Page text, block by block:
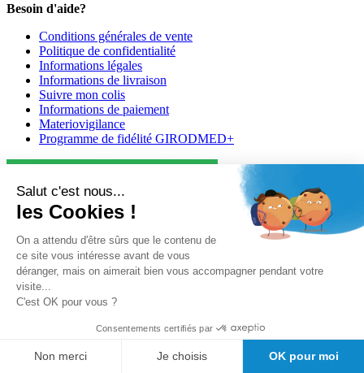
Besoin d'aide?
Conditions générales de vente
Politique de confidentialité
Informations légales
Informations de livraison
Suivre mon colis
Informations de paiement
Materiovigilance
Programme de fidélité GIRODMED+
Girodmedical est également présent dans 23 pays
Tous les dispositifs médicaux présentés sur ce site sont conformes
aux articlesL 5213-3du code de la santé publique et à l'arrêté du
21 décembre 2012 fixant la liste des dispositifs médicaux autorisés à
faire l'objet d'une publicité auprès du public, ainsi qu'à l'article
du code de la santé publique. Par conséquent, ils peuvent
être légalement promus et rendus accessibles au public.
Salut c'est nous...
les Cookies !
On a attendu d'être sûrs que le contenu de
ce site vous intéresse avant de vous
déranger, mais on aimerait bien vous accompagner pendant votre
visite...
C'est OK pour vous ?
Consentements certifiés par
Non merci Je choisis OK pour moi